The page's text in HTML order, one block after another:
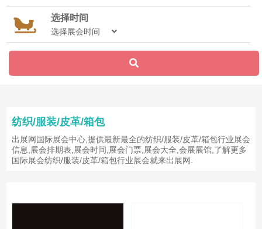
选择时间
选择展会时间
纺织/服装/皮革/箱包
出展网国际展会中心,提供最新最全的纺织/服装/皮革/箱包行业展会
信息,展会排期表,展会时间,展会门票,展会大全,会展展馆,了解更多
国际展会纺织/服装/皮革/箱包行业展会就来出展网.